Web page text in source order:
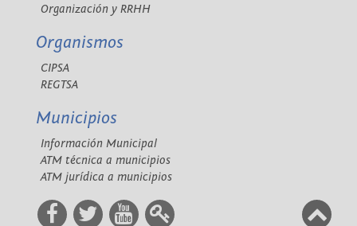
Organización y RRHH
Organismos
CIPSA
REGTSA
Municipios
Información Municipal
ATM técnica a municipios
ATM jurídica a municipios